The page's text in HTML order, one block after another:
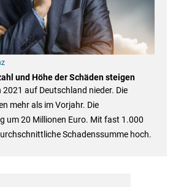
und Höhe der Schä­den stei­gen
auf Deutschland nieder. Die
mehr als im Vorjahr. Die
um 20 Millionen Euro. Mit fast 1.000
Schadenssumme hoch.